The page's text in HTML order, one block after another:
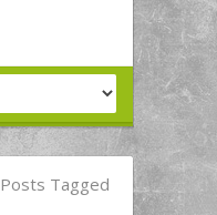
Posts Tagged